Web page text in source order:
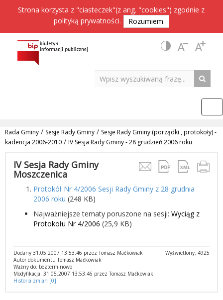
Strona korzysta z "ciasteczek"(z ang. "cookies") zgodnie z
polityką prywatności. Rozumiem
Rada Gminy / Sesje Rady Gminy / Sesje Rady Gminy (porządki , protokoły) -
kadencja 2006-2010 / IV Sesja Rady Gminy - 28 grudzień 2006 roku
IV Sesja Rady Gminy
Moszczenica
Protokół Nr 4/2006 Sesji Rady Gminy z 28 grudnia
2006 roku (248 KB)
Najważniejsze tematy poruszone na sesji: Wyciąg z
Protokołu Nr 4/2006 (25,9 KB)
Wyświetlony: 4925
Dodany 31.05.2007 13:53:46 przez Tomasz Maćkowiak
Autor dokumentu Tomasz Maćkowiak
Ważny do: bezterminowo
Modyfikacja: 31.05.2007 13:53:46 przez Tomasz Maćkowiak
Historia zmian [0]